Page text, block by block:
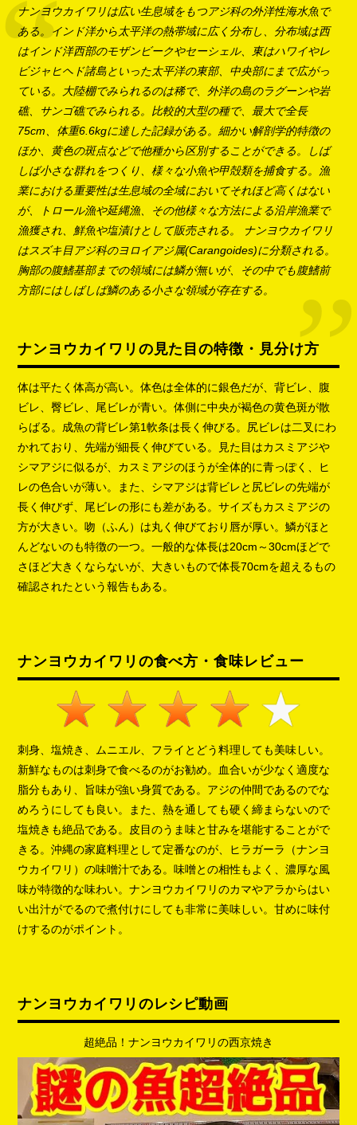
ナンヨウカイワリは広い生息域をもつアジ科の外洋性海水魚で
ある。インド洋から太平洋の熱帯域に広く分布し、分布域は西
はインド洋西部のモザンビークやセーシェル、東はハワイやレ
ビジャヒヘド諸島といった太平洋の東部、中央部にまで広がっ
ている。大陸棚でみられるのは稀で、外洋の島のラグーンや岩
礁、サンゴ礁でみられる。比較的大型の種で、最大で全長
75cm、体重6.6kgに達した記録がある。細かい解剖学的特徴の
ほか、黄色の斑点などで他種から区別することができる。しば
しば小さな群れをつくり、様々な小魚や甲殻類を捕食する。漁
業における重要性は生息域の全域においてそれほど高くはない
が、トロール漁や延縄漁、その他様々な方法による沿岸漁業で
漁獲され、鮮魚や塩漬けとして販売される。 ナンヨウカイワリ
はスズキ目アジ科のヨロイアジ属(Carangoides)に分類される。
胸部の腹鰭基部までの領域には鱗が無いが、その中でも腹鰭前
方部にはしばしば鱗のある小さな領域が存在する。
ナンヨウカイワリの見た目の特徴・見分け方
体は平たく体高が高い。体色は全体的に銀色だが、背ビレ、腹
ビレ、臀ビレ、尾ビレが青い。体側に中央が褐色の黄色斑が散
らばる。成魚の背ビレ第1軟条は長く伸びる。尻ビレは二叉にわ
かれており、先端が細長く伸びている。見た目はカスミアジや
シマアジに似るが、カスミアジのほうが全体的に青っぽく、ヒ
レの色合いが薄い。また、シマアジは背ビレと尻ビレの先端が
長く伸びず、尾ビレの形にも差がある。サイズもカスミアジの
方が大きい。吻（ふん）は丸く伸びており唇が厚い。鱗がほと
んどないのも特徴の一つ。一般的な体長は20cm～30cmほどで
さほど大きくならないが、大きいもので体長70cmを超えるもの
確認されたという報告もある。
ナンヨウカイワリの食べ方・食味レビュー
刺身、塩焼き、ムニエル、フライとどう料理しても美味しい。
新鮮なものは刺身で食べるのがお勧め。血合いが少なく適度な
脂分もあり、旨味が強い身質である。アジの仲間であるのでな
めろうにしても良い。また、熱を通しても硬く締まらないので
塩焼きも絶品である。皮目のうま味と甘みを堪能することがで
きる。沖縄の家庭料理として定番なのが、ヒラガーラ（ナンヨ
ウカイワリ）の味噌汁である。味噌との相性もよく、濃厚な風
味が特徴的な味わい。ナンヨウカイワリのカマやアラからはい
い出汁がでるので煮付けにしても非常に美味しい。甘めに味付
けするのがポイント。
ナンヨウカイワリのレシピ動画
超絶品！ナンヨウカイワリの西京焼き